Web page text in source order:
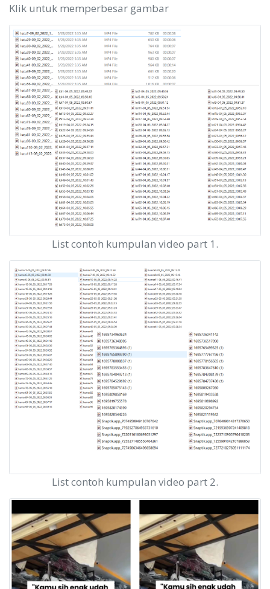
Klik untuk memperbesar gambar
List contoh kumpulan video part 1.
List contoh kumpulan video part 2.